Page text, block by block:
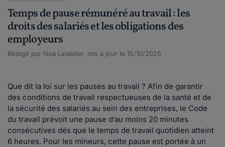
Temps de pause rémunéré au travail : les
droits des salariés et les obligations des
employeurs
Rédigé par Noa Lelaidier, mis à jour le 15/10/2025
Que dit la loi sur les pauses au travail ? Afin de garantir
des conditions de travail respectueuses de la santé et de
la sécurité des salariés au sein des entreprises, le Code
du travail prévoit une pause d’au moins 20 minutes
consécutives dès que le temps de travail quotidien atteint
6 heures. Pour les mineurs, cette pause est portée à un